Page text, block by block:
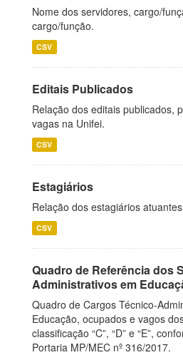
Nome dos servidores, cargo/
cargo/função.
CSV
Editais Publicados
Relação dos editais publicados,
vagas na Unifei.
CSV
Estagiários
Relação dos estagiários
CSV
Quadro de Referência dos
Administrativos em
Quadro de Cargos Técnico-
Educação, ocupados e vagos
classificação “C”, “D” e “E”,
Portaria MP/MEC nº 316/2017.